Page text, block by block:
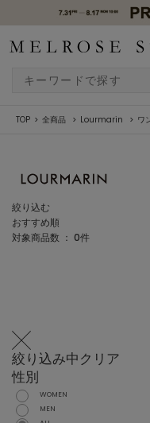
TOP 全商品 Lourmarin ワ
絞り込む
おすすめ順
対象商品数 ： 0件
絞り込み中クリア
性別
WOMEN
MEN